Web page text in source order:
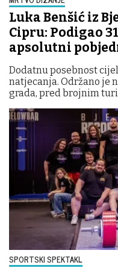
Luka Benšić iz
Cipru: Podigao
apsolutni
Dodatnu posebnost
natjecanja. Održano je
grada, pred brojnim
SPORTSKI SPEKTAKL